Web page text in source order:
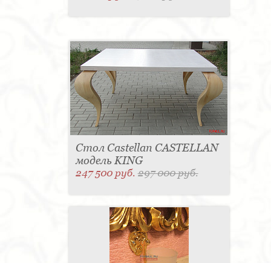
Стол Castellan CASTELLAN
модель KING
247 500 руб.297 000 руб.